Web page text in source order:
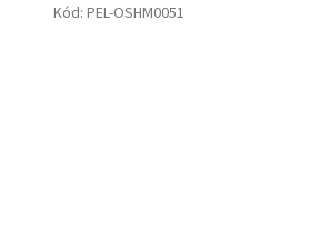
Kód: PEL-OSHM0051